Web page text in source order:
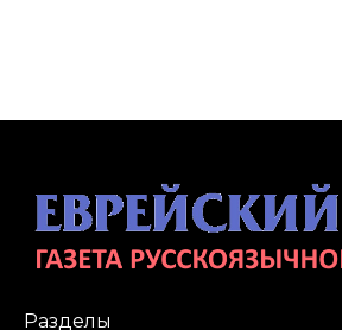
Разделы